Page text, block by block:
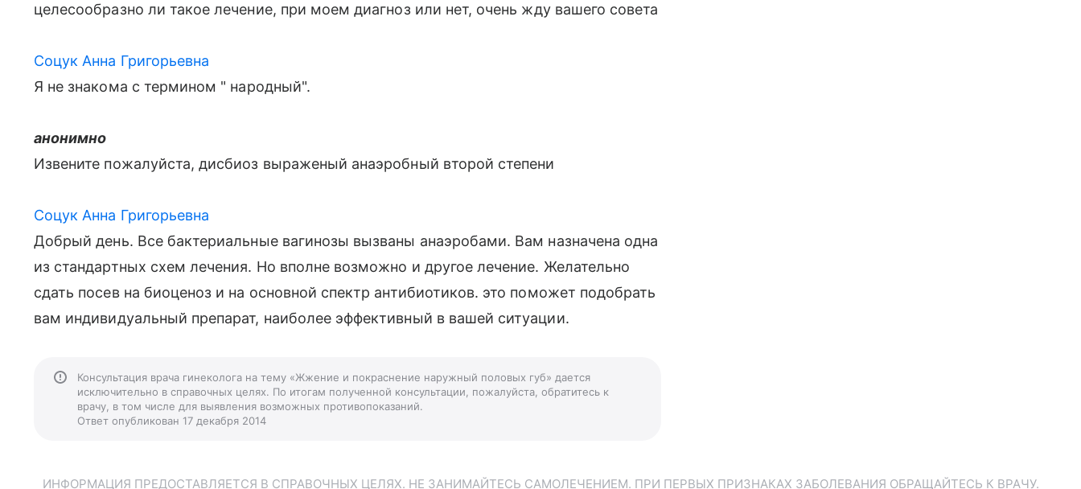
целесообразно ли такое лечение, при моем диагноз или нет, очень жду вашего совета
Соцук Анна Григорьевна
Я не знакома с термином " народный".
анонимно
Извените пожалуйста, дисбиоз выраженый анаэробный второй степени
Соцук Анна Григорьевна
Добрый день. Все бактериальные вагинозы вызваны анаэробами. Вам назначена одна
из стандартных схем лечения. Но вполне возможно и другое лечение. Желательно
сдать посев на биоценоз и на основной спектр антибиотиков. это поможет подобрать
вам индивидуальный препарат, наиболее эффективный в вашей ситуации.
Консультация врача гинеколога на тему «Жжение и покраснение наружный половых губ» дается
исключительно в справочных целях. По итогам полученной консультации, пожалуйста, обратитесь к
врачу, в том числе для выявления возможных противопоказаний.
Ответ опубликован 17 декабря 2014
ИНФОРМАЦИЯ ПРЕДОСТАВЛЯЕТСЯ В СПРАВОЧНЫХ ЦЕЛЯХ. НЕ ЗАНИМАЙТЕСЬ САМОЛЕЧЕНИЕМ. ПРИ ПЕРВЫХ ПРИЗНАКАХ ЗАБОЛЕВАНИЯ ОБРАЩАЙТЕСЬ К ВРАЧУ.